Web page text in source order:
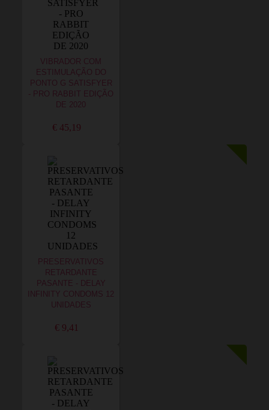
VIBRADOR COM
ESTIMULAÇÃO DO
PONTO G SATISFYER
- PRO RABBIT EDIÇÃO
DE 2020
€ 45,19
PRESERVATIVOS
RETARDANTE
PASANTE - DELAY
INFINITY CONDOMS 12
UNIDADES
€ 9,41